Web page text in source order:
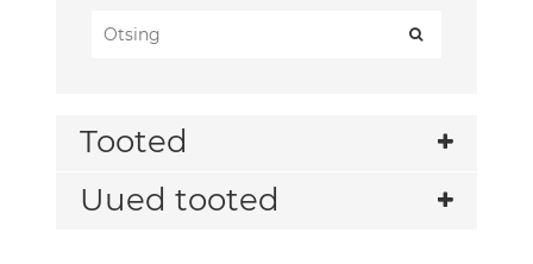
Tooted
Uued tooted